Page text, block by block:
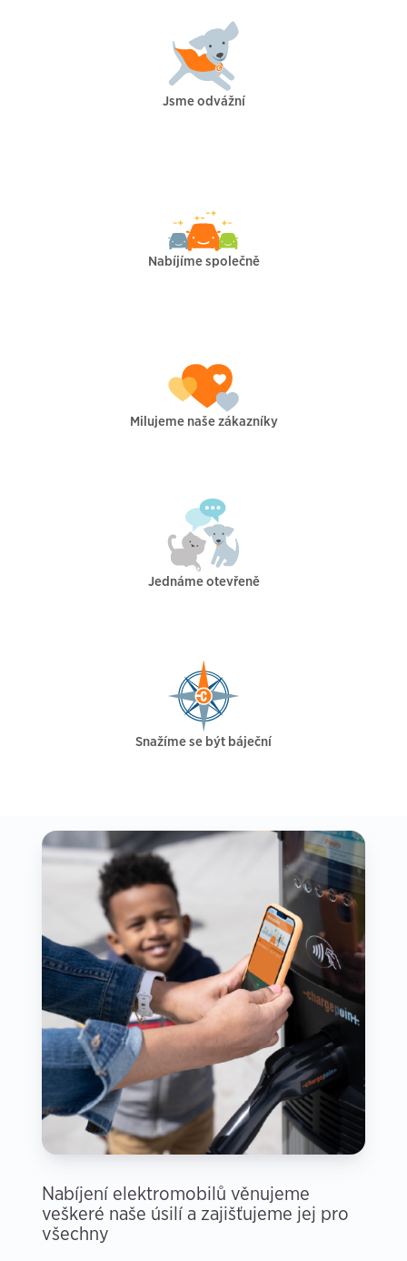
Jsme odvážní
Nabíjíme společně
Milujeme naše zákazníky
Jednáme otevřeně
Snažíme se být báječní
Nabíjení elektromobilů věnujeme
veškeré naše úsilí a zajišťujeme jej pro
všechny